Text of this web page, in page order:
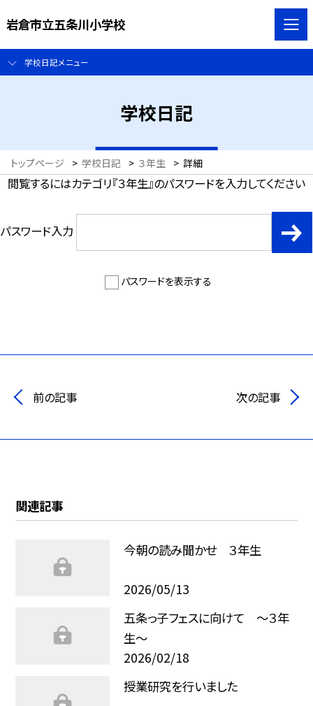
岩倉市立五条川小学校
学校日記メニュー
学校日記
トップページ > 学校日記 > ３年生 > 詳細
閲覧するにはカテゴリ『３年生』のパスワードを入力してください
パスワード入力
パスワードを表示する
前の記事 次の記事
関連記事
今朝の読み聞かせ ３年生
2026/05/13
五条っ子フェスに向けて ～３年
生～
2026/02/18
授業研究を行いました